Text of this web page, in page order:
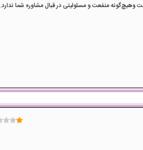
منفعت و مسئولیتی در قبال مشاوره شما ندارد.